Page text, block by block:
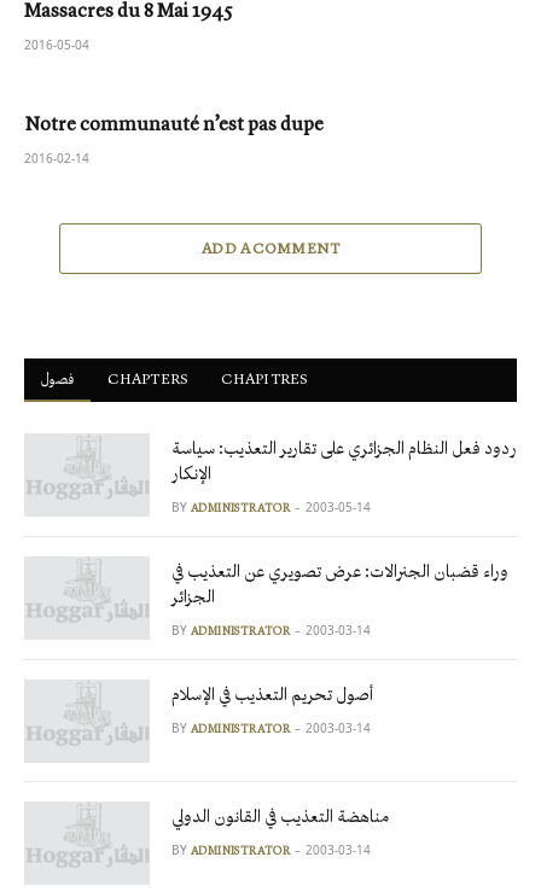
Massacres du 8 Mai 1945
2016-05-04
Notre communauté n’est pas dupe
2016-02-14
ADD A COMMENT
فصول ْCHAPTERS CHAPITRES
ردود فعل النظام الجزائري على تقارير التعذيب: سياسة
الإنكار
BY ADMINISTRATOR 2003-05-14
وراء قضبان الجنرالات: عرض تصويري عن التعذيب في
الجزائر
BY ADMINISTRATOR 2003-03-14
أصول تحريم التعذيب في الإسلام
BY ADMINISTRATOR 2003-03-14
مناهضة التعذيب في القانون الدولي
BY ADMINISTRATOR 2003-03-14